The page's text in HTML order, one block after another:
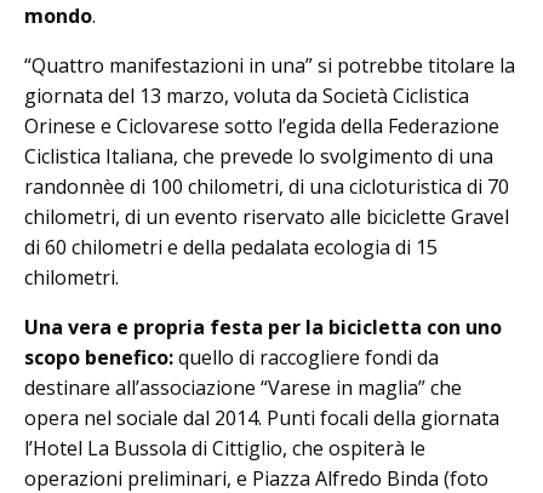
mondo.
“Quattro manifestazioni in una” si potrebbe titolare la
giornata del 13 marzo, voluta da Società Ciclistica
Orinese e Ciclovarese sotto l’egida della Federazione
Ciclistica Italiana, che prevede lo svolgimento di una
randonnèe di 100 chilometri, di una cicloturistica di 70
chilometri, di un evento riservato alle biciclette Gravel
di 60 chilometri e della pedalata ecologia di 15
chilometri.
Una vera e propria festa per la bicicletta con uno
scopo benefico:quello di raccogliere fondi da
destinare all’associazione “Varese in maglia” che
opera nel sociale dal 2014. Punti focali della giornata
l’Hotel La Bussola di Cittiglio, che ospiterà le
operazioni preliminari, e Piazza Alfredo Binda (foto